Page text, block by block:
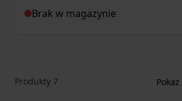
Brak w magazynie
Produkty 7 Pokaż